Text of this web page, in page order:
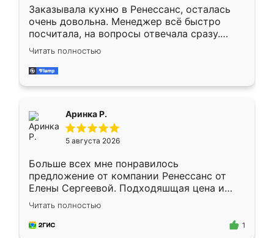
Заказывала кухню в Ренессанс, осталась
очень довольна. Менеджер всё быстро
посчитала, на вопросы отвечала сразу.
Замерщик приехал в субботу, подошёл к
делу со всей ответственностью. Собрали
за день, ребята работали аккуратно, даже
Читать полностью
Аринка Р.
5 августа 2026
Больше всех мне понравилось
предложение от компании Ренессанс от
Елены Сергеевой. Подходяшщая цена и
короткие сроки изготовления. Приехавший
для замера сотрудник Владислав
предложил по моему эскизу самый
Читать полностью
1